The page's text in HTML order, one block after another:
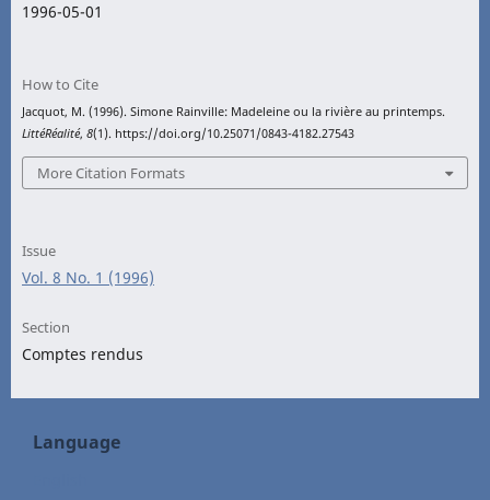
1996-05-01
How to Cite
Jacquot, M. (1996). Simone Rainville: Madeleine ou la rivière au printemps.
LittéRéalité, 8(1). https://doi.org/10.25071/0843-4182.27543
More Citation Formats
Issue
Vol. 8 No. 1 (1996)
Section
Comptes rendus
Language